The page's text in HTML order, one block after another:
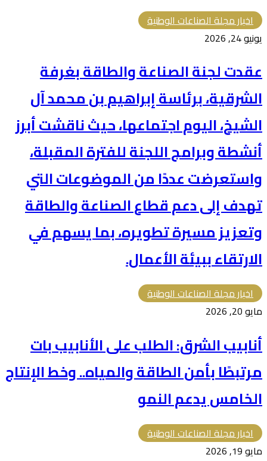
اخبار مجلة الصناعات الوطنية
يونيو 24, 2026
عقدت لجنة الصناعة والطاقة بغرفة
الشرقية، برئاسة إبراهيم بن محمد آل
الشيخ، اليوم اجتماعها، حيث ناقشت أبرز
أنشطة وبرامج اللجنة للفترة المقبلة،
واستعرضت عددًا من الموضوعات التي
تهدف إلى دعم قطاع الصناعة والطاقة
وتعزيز مسيرة تطويره، بما يسهم في
الارتقاء ببيئة الأعمال.
اخبار مجلة الصناعات الوطنية
مايو 20, 2026
أنابيب الشرق: الطلب على الأنابيب بات
مرتبطًا بأمن الطاقة والمياه.. وخط الإنتاج
الخامس يدعم النمو
اخبار مجلة الصناعات الوطنية
مايو 19, 2026